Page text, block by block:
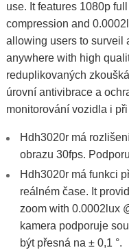
use. It features 1080p
compression and
allowing users to surveil
anywhere with high
reduplikovaných
úrovní antivibrace a
monitorování vozidla i
Hdh3020r má
obrazu 30fps.
Hdh3020r má funkci
reálném čase. It
zoom with 0.0002lux
kamera podporuje
být přesná na ± 0,1 °.